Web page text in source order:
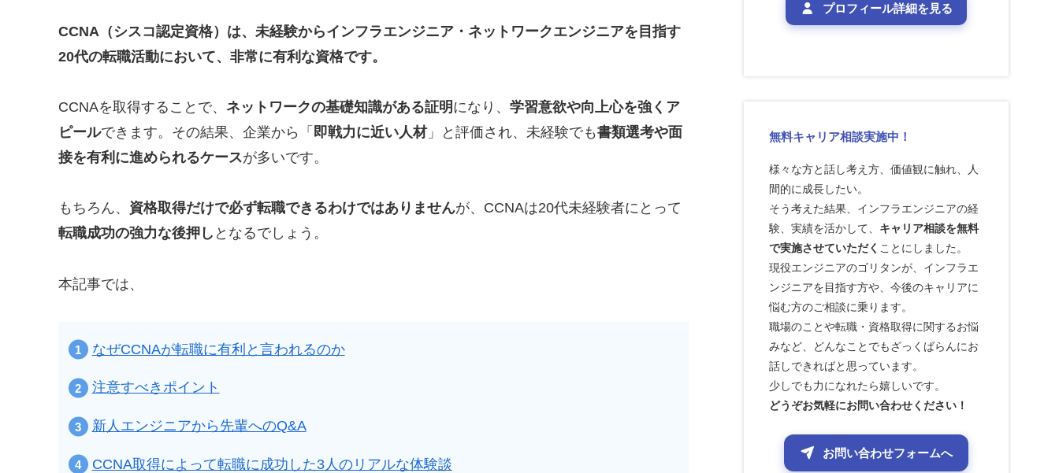
CCNA（シスコ認定資格）は、未経験からインフラエンジニア・ネットワークエンジニアを目指す
20代の転職活動において、非常に有利な資格です。
CCNAを取得することで、 ネットワークの基礎知識がある証明 になり、 学習意欲や向上心を強くア
ピールできます。その結果、企業から「 即戦力に近い人材」と評価され、未経験でも書類選考や面
接を有利に進められるケースが多いです。
もちろん、 資格取得だけで必ず転職できるわけではありませんが、CCNAは20代未経験者にとって
転職成功の強力な後押し となるでしょう。
本記事では、
なぜCCNAが転職に有利と言われるのか
注意すべきポイント
新人エンジニアから先輩へのQ&A
CCNA取得によって転職に成功した3人のリアルな体験談
プロフィール詳細を見る
無料キャリア相談実施中！
様々な方と話し考え方、価値観に触れ、人
間的に成長したい。
そう考えた結果、インフラエンジニアの経
験、実績を活かして、 キャリア相談を無料
で実施させていただく ことにしました。
現役エンジニアのゴリタンが、インフラエ
ンジニアを目指す方や、今後のキャリアに
悩む方のご相談に乗ります。
職場のことや転職・資格取得に関するお悩
みなど、どんなことでもざっくばらんにお
話しできればと思っています。
少しでも力になれたら嬉しいです。
どうぞお気軽にお問い合わせください！
お問い合わせフォームへ